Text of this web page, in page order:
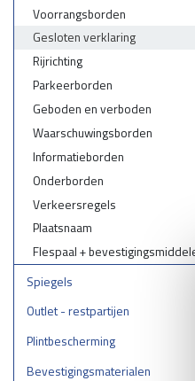
Voorrangsborden
Gesloten verklaring
Rijrichting
Parkeerborden
Geboden en verboden
Waarschuwingsborden
Informatieborden
Onderborden
Verkeersregels
Plaatsnaam
Flespaal +
Spiegels
Outlet - restpartijen
Plintbescherming
Bevestigingsmaterialen